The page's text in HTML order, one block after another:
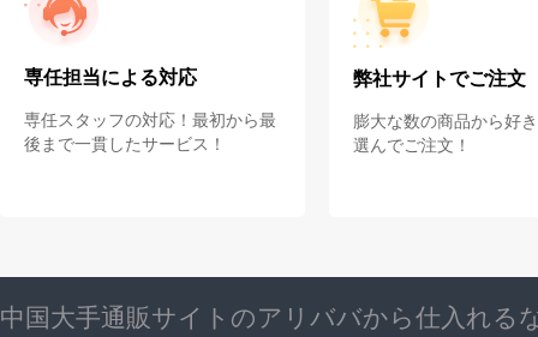
専任担当による対応
専任スタッフの対応！最初から最
後まで一貫したサービス！
弊社サイトでご注文
膨大な数の商品から好
選んでご注文！
中国大手通販サイトのアリババから仕入れる